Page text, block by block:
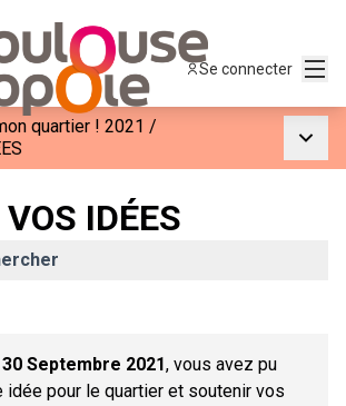
Se connecter
quartier ! 2021 /
IDÉES
Septembre 2021, vous avez pu
idée pour le quartier et soutenir vos